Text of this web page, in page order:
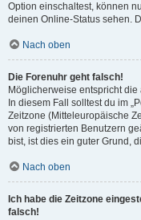
Option einschaltest, können
deinen Online-Status sehen.
Nach oben
Die Forenuhr geht falsch!
Möglicherweise entspricht
In diesem Fall solltest du im
Zeitzone (Mitteleuropäische
von registrierten Benutzern
bist, ist dies ein guter Grund,
Nach oben
Ich habe die Zeitzone
falsch!